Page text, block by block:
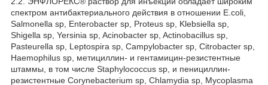
спектром антибактериального действия в отношении E.coli,
Salmonella sp, Enterobacter sp, Proteus sp, Klebsiella sp,
Shigella sp, Yersinia sp, Acinobacter sp, Actinobacillus sp,
Pasteurella sp, Leptospira sp, Campylobacter sp, Citrobacter sp,
Haemophilus sp, метициллин- и гентамицин-резистентные
штаммы, в том числе Staphylococcus sp, и пенициллин-
резистентные Corynebacterium sp, Chlamydia sp, Mycoplasma